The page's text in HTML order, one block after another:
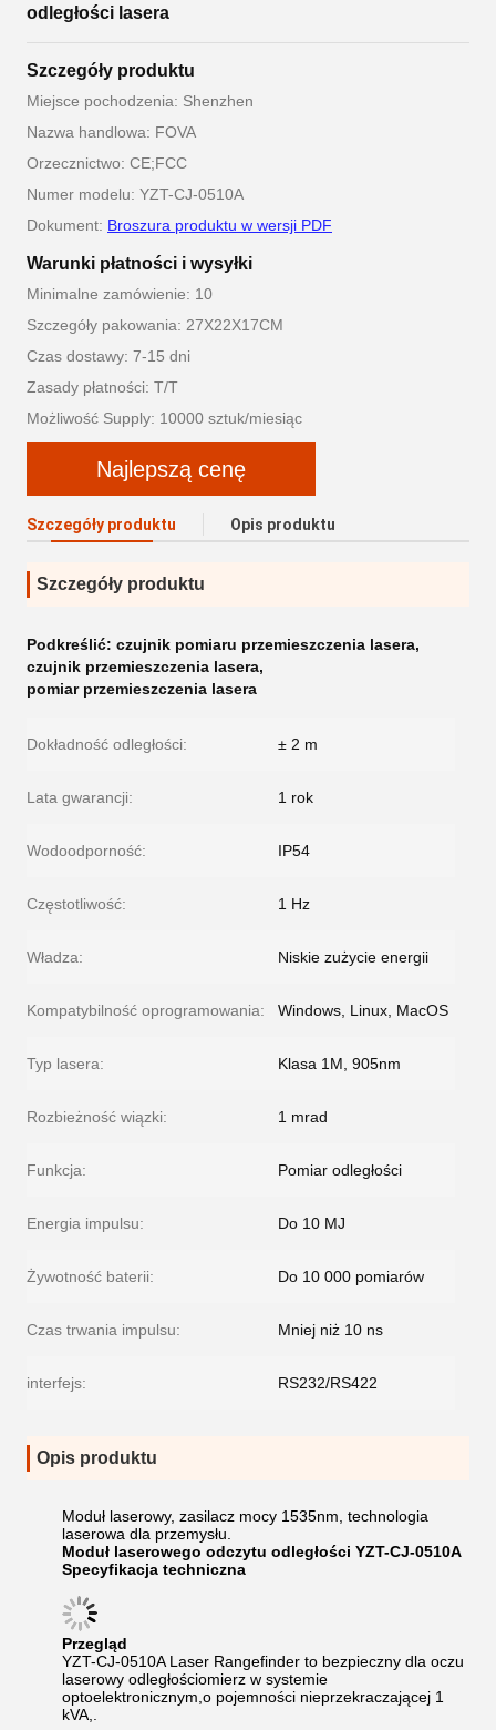
odległości lasera
Szczegóły produktu
Miejsce pochodzenia: Shenzhen
Nazwa handlowa: FOVA
Orzecznictwo: CE;FCC
Numer modelu: YZT-CJ-0510A
Dokument: Broszura produktu w wersji PDF
Warunki płatności i wysyłki
Minimalne zamówienie: 10
Szczegóły pakowania: 27X22X17CM
Czas dostawy: 7-15 dni
Zasady płatności: T/T
Możliwość Supply: 10000 sztuk/miesiąc
Najlepszą cenę
Szczegóły produktu Opis produktu
Szczegóły produktu
Podkreślić: czujnik pomiaru przemieszczenia lasera,
czujnik przemieszczenia lasera,
pomiar przemieszczenia lasera
Dokładność odległości: ± 2 m
Lata gwarancji: 1 rok
Wodoodporność: IP54
Częstotliwość: 1 Hz
Władza: Niskie zużycie energii
Kompatybilność oprogramowania: Windows, Linux, MacOS
Typ lasera: Klasa 1M, 905nm
Rozbieżność wiązki: 1 mrad
Funkcja: Pomiar odległości
Energia impulsu: Do 10 MJ
Żywotność baterii: Do 10 000 pomiarów
Czas trwania impulsu: Mniej niż 10 ns
interfejs: RS232/RS422
Opis produktu
Moduł laserowy, zasilacz mocy 1535nm, technologia
laserowa dla przemysłu.
Moduł laserowego odczytu odległości YZT-CJ-0510A
Specyfikacja techniczna
Przegląd
YZT-CJ-0510A Laser Rangefinder to bezpieczny dla oczu
laserowy odległościomierz w systemie
optoelektronicznym,o pojemności nieprzekraczającej 1
kVA,.